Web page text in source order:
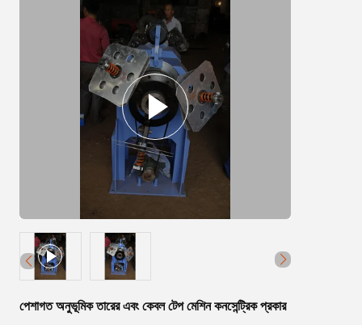
পেশাগত অনুভূমিক তারের এবং কেবল টেপ মেশিন কনসেন্ট্রিক প্রকার